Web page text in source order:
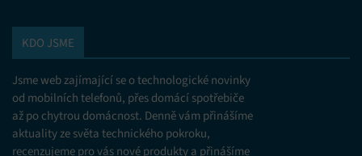
KDO JSME
Jsme web zajímající se o technologické novinky
od mobilních telefonů, přes domácí spotřebiče
až po chytrou domácnost. Denně vám přinášíme
aktuality ze světa technického pokroku,
recenzujeme pro vás nové produkty a přinášíme